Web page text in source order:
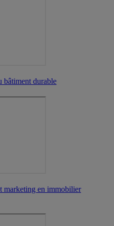
bâtiment durable
marketing en immobilier